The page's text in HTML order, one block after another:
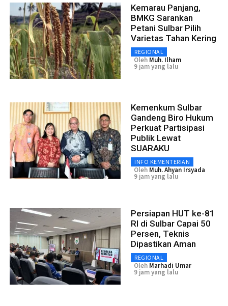
Kemarau Panjang,
BMKG Sarankan
Petani Sulbar Pilih
Varietas Tahan Kering
REGIONAL
Oleh Muh. Ilham
9 jam yang lalu
Kemenkum Sulbar
Gandeng Biro Hukum
Perkuat Partisipasi
Publik Lewat
SUARAKU
INFO KEMENTERIAN
Oleh Muh. Ahyan Irsyada
9 jam yang lalu
Persiapan HUT ke-81
RI di Sulbar Capai 50
Persen, Teknis
Dipastikan Aman
REGIONAL
Oleh Marhadi Umar
9 jam yang lalu